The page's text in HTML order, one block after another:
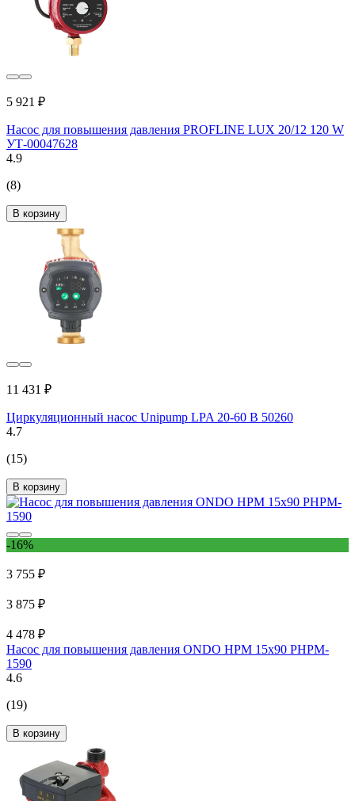
5 921 ₽
Насос для повышения давления PROFLINE LUX 20/12 120 W
УТ-00047628
4.9
(8)
В корзину
11 431 ₽
Циркуляционный насос Unipump LPA 20-60 В 50260
4.7
(15)
В корзину
-16%
3 755 ₽
3 875 ₽
4 478 ₽
Насос для повышения давления ONDO HPM 15x90 PHPM-
1590
4.6
(19)
В корзину